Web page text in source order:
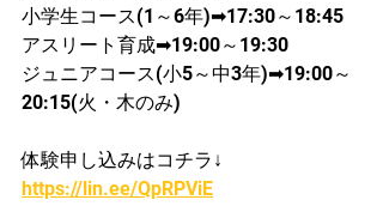
​小学生コース(1～6年)➡17:30～18:45
​アスリート育成➡19:00～19:30
ジュニアコース(小5～中3年)➡19:00～
20:15(火・木のみ)
体験申し込みはコチラ↓
https://lin.ee/QpRPViE